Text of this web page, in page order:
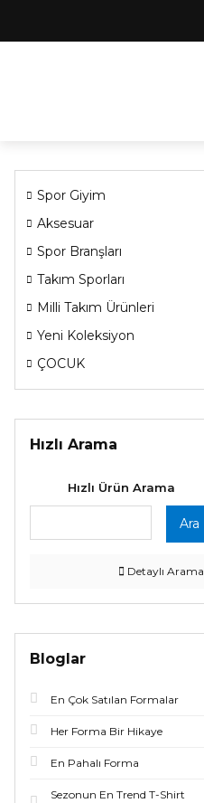
Spor Giyim
Aksesuar
Spor Branşları
Takım Sporları
Milli Takım Ürünleri
Yeni Koleksiyon
ÇOCUK
Hızlı Arama
Hızlı Ürün Arama
Ara
Detaylı Arama
Bloglar
En Çok Satılan Formalar
Her Forma Bir Hikaye
En Pahalı Forma
Sezonun En Trend T-Shirt